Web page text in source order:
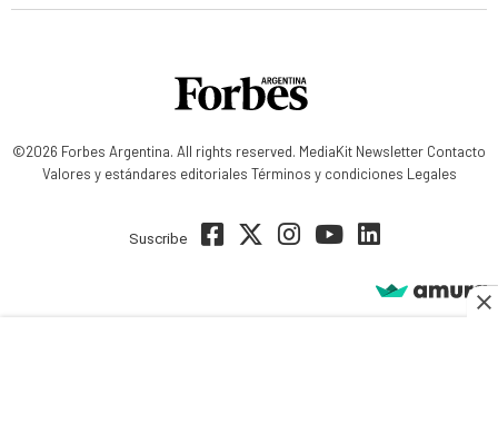
©2026 Forbes Argentina. All rights reserved. MediaKit Newsletter Contacto
Valores y estándares editoriales Términos y condiciones Legales
Suscribe